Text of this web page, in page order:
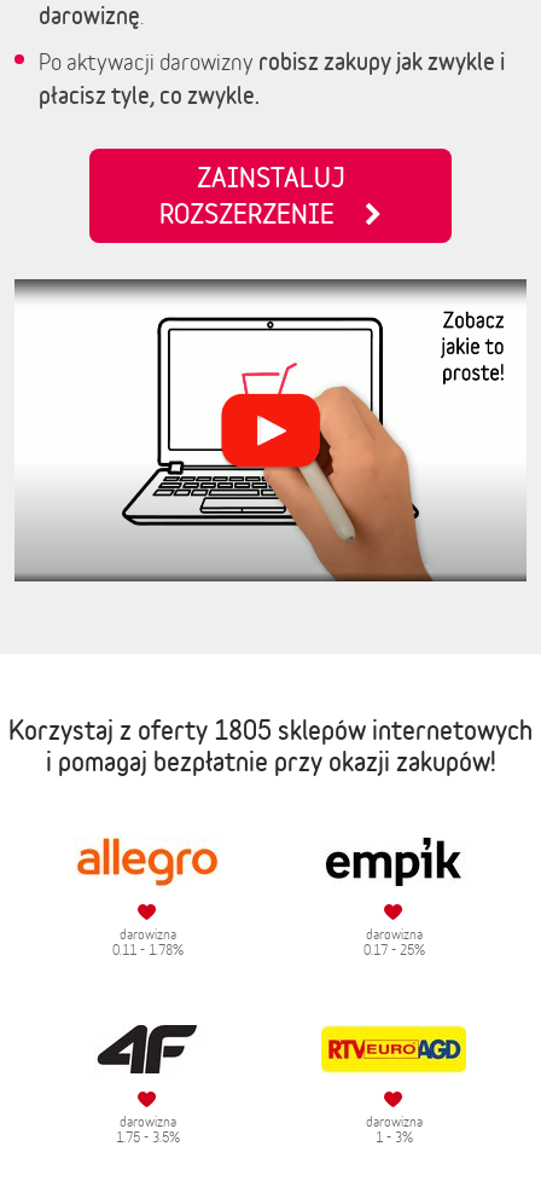
darowiznę
Po aktywacji darowizny robisz zakupy jak zwykle i
płacisz tyle, co zwykle.
ZAINSTALUJ
ROZSZERZENIE
Korzystaj z oferty 1805 sklepów internetowych
i pomagaj bezpłatnie przy okazji zakupów!
darowizna
0.11 - 1.78%
darowizna
0.17 - 25%
darowizna
1.75 - 3.5%
darowizna
1 - 3%